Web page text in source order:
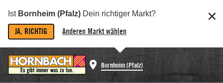
Ist Bornheim (Pfalz) Dein richtiger Markt?
JA, RICHTIG Anderen Markt wählen
Bornheim (Pfalz)